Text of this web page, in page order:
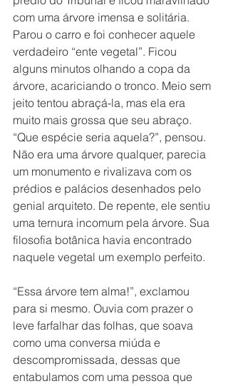
com uma árvore imensa e solitária.
Parou o carro e foi conhecer aquele
verdadeiro “ente vegetal”. Ficou
alguns minutos olhando a copa da
árvore, acariciando o tronco. Meio sem
jeito tentou abraçá-la, mas ela era
muito mais grossa que seu abraço.
“Que espécie seria aquela?”, pensou.
Não era uma árvore qualquer, parecia
um monumento e rivalizava com os
prédios e palácios desenhados pelo
genial arquiteto. De repente, ele sentiu
uma ternura incomum pela árvore. Sua
filosofia botânica havia encontrado
naquele vegetal um exemplo perfeito.
“Essa árvore tem alma!”, exclamou
para si mesmo. Ouvia com prazer o
leve farfalhar das folhas, que soava
como uma conversa miúda e
descompromissada, dessas que
entabulamos com uma pessoa que